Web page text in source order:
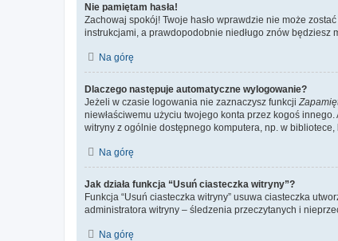
Nie pamiętam hasła!
Zachowaj spokój! Twoje hasło wprawdzie nie może
instrukcjami, a prawdopodobnie niedługo znów będziesz
Na górę
Dlaczego następuje automatyczne wylogowanie?
Jeżeli w czasie logowania nie zaznaczysz funkcji
niewłaściwemu użyciu twojego konta przez kogoś
witryny z ogólnie dostępnego komputera, np. w
Na górę
Jak działa funkcja “Usuń ciasteczka witryny”?
Funkcja “Usuń ciasteczka witryny” usuwa ciasteczka
administratora witryny – śledzenia przeczytanych i
Na górę